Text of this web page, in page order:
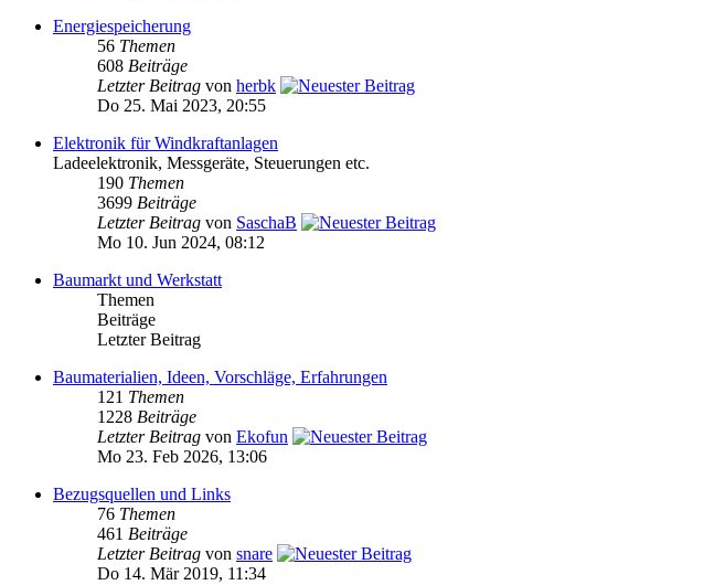
Energiespeicherung
56 Themen
608 Beiträge
Letzter Beitrag von herbk
Do 25. Mai 2023, 20:55
Elektronik für Windkraftanlagen
Ladeelektronik, Messgeräte, Steuerungen etc.
190 Themen
3699 Beiträge
Letzter Beitrag von SaschaB
Mo 10. Jun 2024, 08:12
Baumarkt und Werkstatt
Themen
Beiträge
Letzter Beitrag
Baumaterialien, Ideen, Vorschläge, Erfahrungen
121 Themen
1228 Beiträge
Letzter Beitrag von Ekofun
Mo 23. Feb 2026, 13:06
Bezugsquellen und Links
76 Themen
461 Beiträge
Letzter Beitrag von snare
Do 14. Mär 2019, 11:34